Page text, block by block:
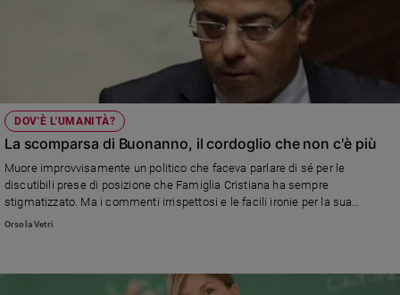
DOV'È L'UMANITÀ?
La scomparsa di Buonanno, il cordoglio che non c'è più
Muore improvvisamente un politico che faceva parlare di sé per le
discutibili prese di posizione che Famiglia Cristiana ha sempre
stigmatizzato. Ma i commenti irrispettosi e le facili ironie per la sua
scomparsa ci fanno vergognare. Meglio tacere e pensare "Riposa in pace..."
Orsola Vetri